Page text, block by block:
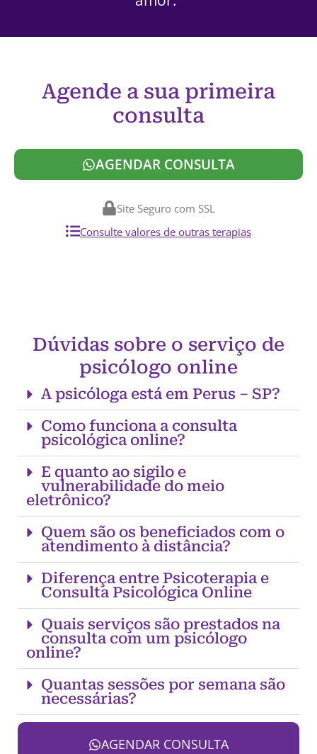
Agende a sua primeira
consulta
AGENDAR CONSULTA
Site Seguro com SSL
Consulte valores de outras terapias
Dúvidas sobre o serviço de
psicólogo online
A psicóloga está em Perus – SP?
Como funciona a consulta
psicológica online?
E quanto ao sigilo e
vulnerabilidade do meio
eletrônico?
Quem são os beneficiados com o
atendimento à distância?
Diferença entre Psicoterapia e
Consulta Psicológica Online
Quais serviços são prestados na
consulta com um psicólogo
online?
Quantas sessões por semana são
necessárias?
AGENDAR CONSULTA